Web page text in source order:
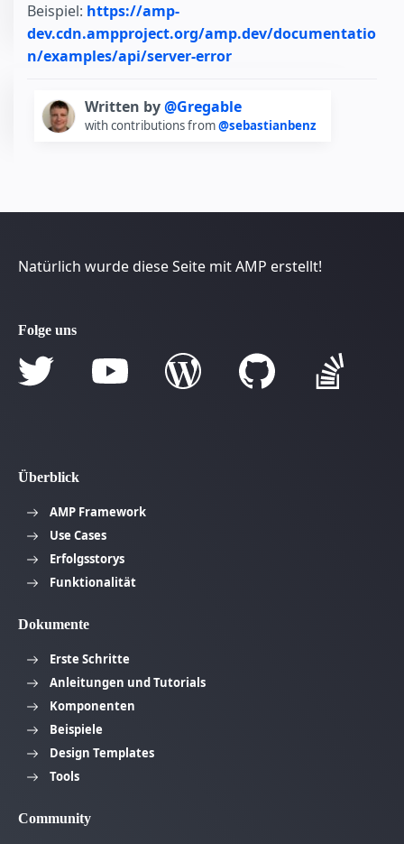
Beispiel: https://amp-
dev.cdn.ampproject.org/amp.dev/documentatio
n/examples/api/server-error
Written by@Gregable
with contributions from@sebastianbenz
Natürlich wurde diese Seite mit AMP erstellt!
Folge uns
Überblick
AMP Framework
Use Cases
Erfolgsstorys
Funktionalität
Dokumente
Erste Schritte
Anleitungen und Tutorials
Komponenten
Beispiele
Design Templates
Tools
Community